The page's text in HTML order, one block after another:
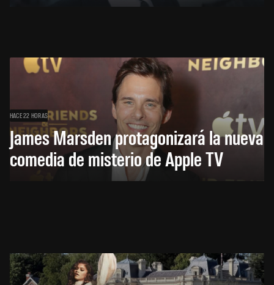
HACE 22 HORAS
James Marsden protagonizará la nueva
comedia de misterio de Apple TV